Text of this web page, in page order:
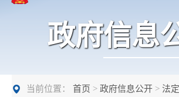
政府信息
当前位置： 首页 > 政府信息公开 > 法